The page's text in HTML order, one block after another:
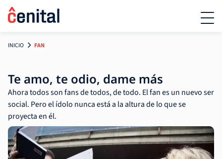
INICIO FAN
Te amo, te odio, dame más
Ahora todos son fans de todos, de todo. El fan es un nuevo ser
social. Pero el ídolo nunca está a la altura de lo que se
proyecta en él.